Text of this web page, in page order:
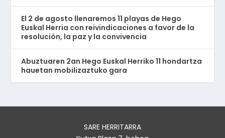
El 2 de agosto llenaremos 11 playas de Hego
Euskal Herria con reivindicaciones a favor de la
resolución, la paz y la convivencia
Abuztuaren 2an Hego Euskal Herriko 11 hondartza
hauetan mobilizaztuko gara
SARE HERRITARRA